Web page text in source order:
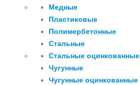
Медные
Пластиковые
Полимербетонные
Стальные
Стальные оцинкованные
Чугунные
Чугунные оцинкованные